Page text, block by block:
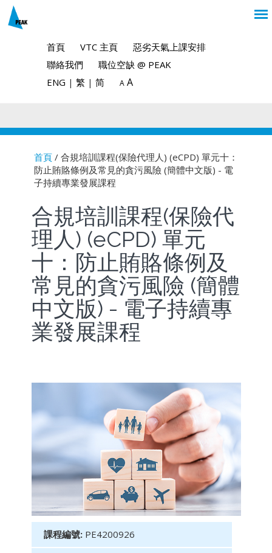
首頁 VTC 主頁
惡劣天氣上課安排
聯絡我們
職位空缺 @ PEAK
ENG | 繁 | 简 A A
You are here
首頁/ 合規培訓課程(保險代理人) (eCPD) 單元十：
防止賄賂條例及常見的貪污風險 (簡體中文版) - 電
子持續專業發展課程
合規培訓課程(保險代
理人) (eCPD) 單元
十：防止賄賂條例及
常見的貪污風險 (簡體
中文版) - 電子持續專
業發展課程
課程編號: PE4200926